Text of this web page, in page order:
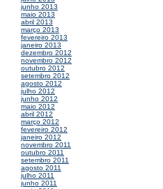
junho 2013
maio 2013
abril 2013
março 2013
fevereiro 2013
janeiro 2013
dezembro 2012
novembro 2012
outubro 2012
setembro 2012
agosto 2012
julho 2012
junho 2012
maio 2012
abril 2012
março 2012
fevereiro 2012
janeiro 2012
novembro 2011
outubro 2011
setembro 2011
agosto 2011
julho 2011
junho 2011